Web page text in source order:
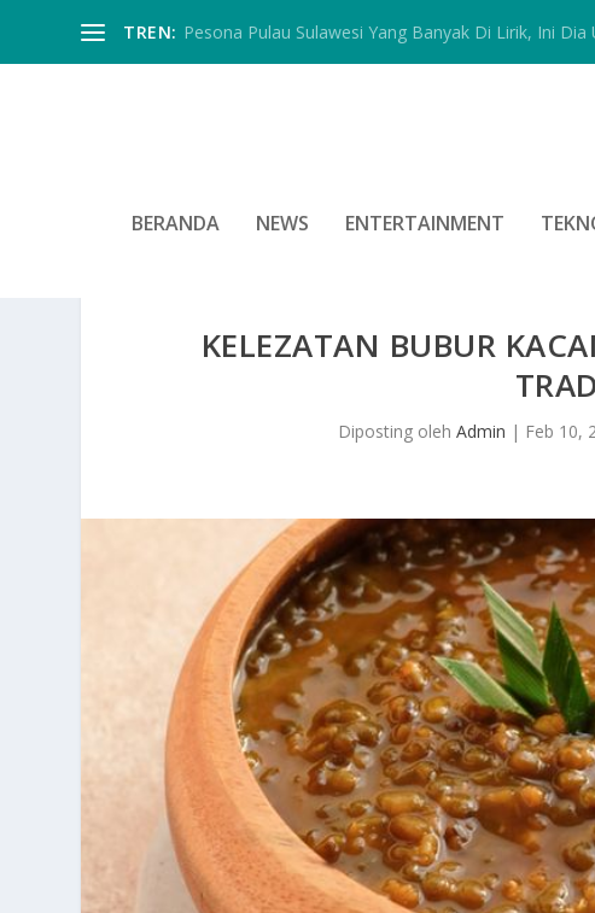
TREN: Pesona Pulau Sulawesi Yang Banyak Di Lirik, Ini Dia
BERANDA NEWS ENTERTAINMENT
KELEZATAN BUBUR
Diposting oleh Admin | Feb 10,